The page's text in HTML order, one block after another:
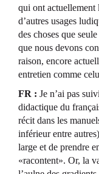
qui ont actuellement
d’autres usages
des choses que
que nous devons
raison, encore
entretien comme
FR : Je n’ai pas
didactique du
récit dans les
inférieur entre
large et de prendre
«racontent». Or, la